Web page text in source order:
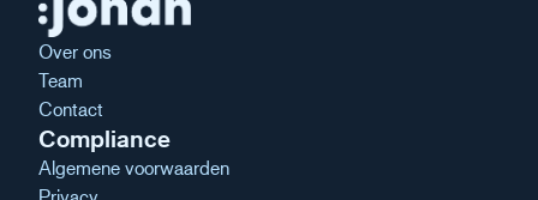
Over ons
Team
Contact
Compliance
Algemene voorwaarden